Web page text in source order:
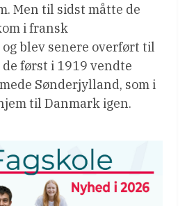
Men til sidst måtte de
i fransk
blev senere overført til
først i 1919 vendte
Sønderjylland, som i
til Danmark igen.